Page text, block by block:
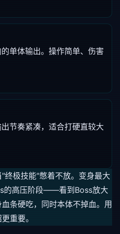
单体输出。操作简单、伤害
节奏紧凑，适合打硬直较大
终极技能"憋着不放。变身最大
的高压阶段——看到Boss放大
条硬吃，同时本体不掉血。用
重要。